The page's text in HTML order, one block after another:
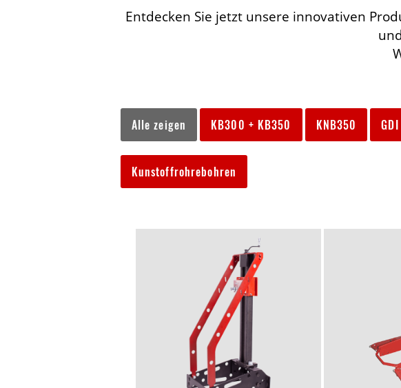
Entdecken Sie jetzt unsere innovativen
Alle zeigen KB300 + KB350 KNB350
Kunstoffrohrebohren